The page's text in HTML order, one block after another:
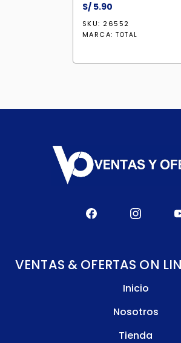
S/5.90
SKU: 26552
MARCA: TOTAL
VENTAS & OFERTAS ON
Inicio
Nosotros
Tienda